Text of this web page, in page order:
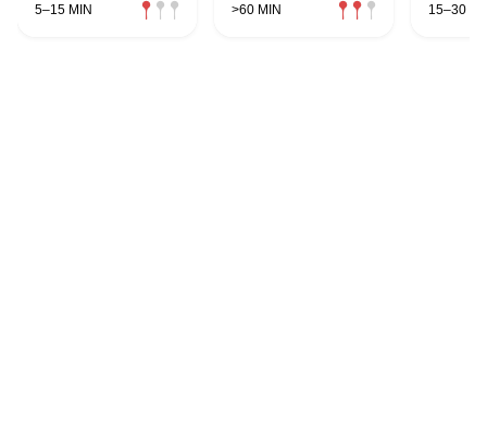
5–15 MIN >60 MIN 15–30